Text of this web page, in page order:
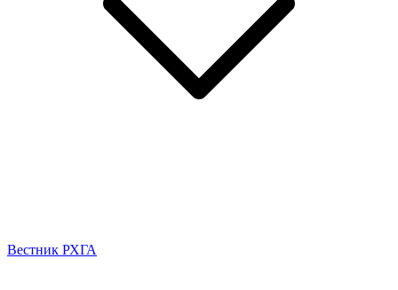
Вестник РХГА